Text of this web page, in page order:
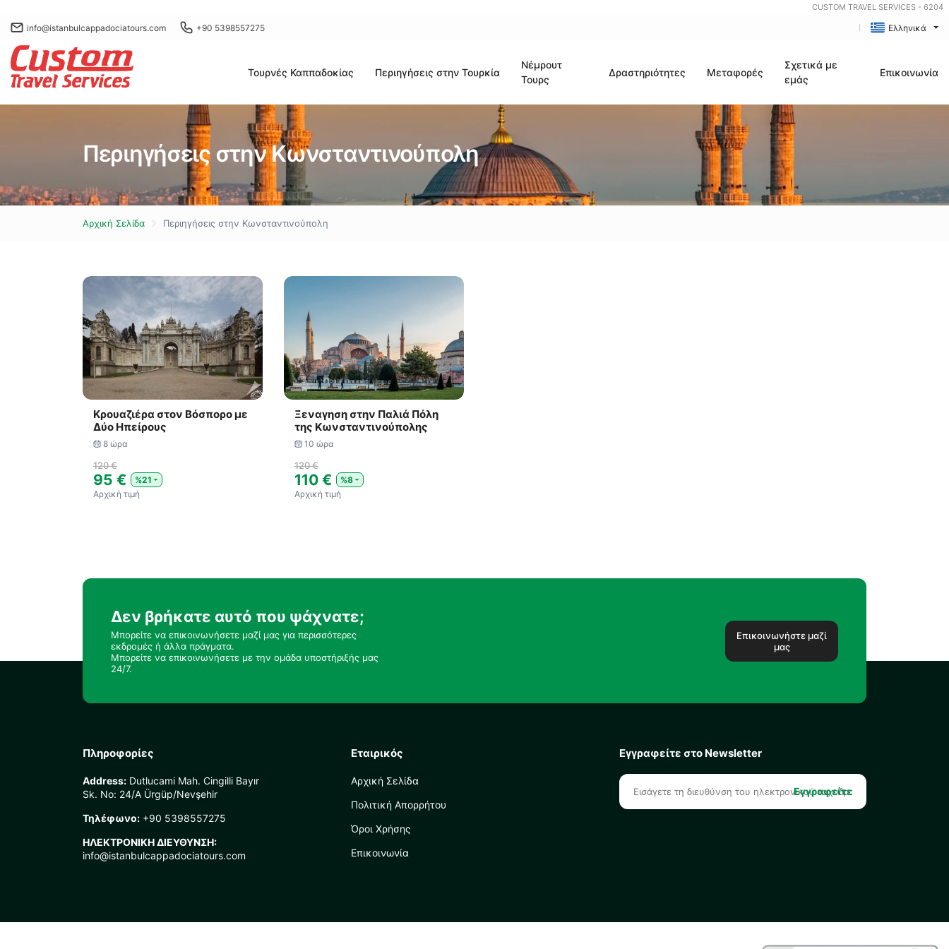
CUSTOM TRAVEL SERVICES - 6204
info@istanbulcappadociatours.com +90 5398557275 Ελληνικά
Τουρνές Καππαδοκίας Περιηγήσεις στην Τουρκία
Νέμρουτ
Τουρς
Δραστηριότητες Μεταφορές
Σχετικά με
εμάς
Επικοινωνία
Περιηγήσεις στην Κωνσταντινούπολη
Αρχική Σελίδα Περιηγήσεις στην Κωνσταντινούπολη
Κρουαζιέρα στον Βόσπορο με
Δύο Ηπείρους
8 ώρα
120 €
95 €
%21
Αρχική τιμή
Ξεναγηση στην Παλιά Πόλη
της Κωνσταντινούπολης
10 ώρα
120 €
110 €
%8
Αρχική τιμή
Δεν βρήκατε αυτό που ψάχνατε;
Μπορείτε να επικοινωνήσετε μαζί μας για περισσότερες
εκδρομές ή άλλα πράγματα.
Μπορείτε να επικοινωνήσετε με την ομάδα υποστήριξής μας
24/7.
Επικοινωνήστε μαζί
μας
Πληροφορίες
Address: Dutlucami Mah. Cingilli Bayır
Sk. No: 24/A Ürgüp/Nevşehir
Τηλέφωνο: +90 5398557275
ΗΛΕΚΤΡΟΝΙΚΗ ΔΙΕΥΘΥΝΣΗ:
info@istanbulcappadociatours.com
Εταιρικός
Αρχική Σελίδα
Πολιτική Απορρήτου
Όροι Χρήσης
Επικοινωνία
Εγγραφείτε στο Newsletter
Εγγραφείτε